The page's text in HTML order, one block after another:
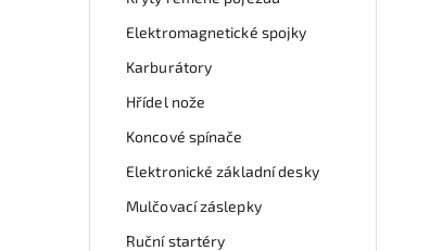
Elektromagnetické spojky
Karburátory
Hřídel nože
Koncové spínače
Elektronické základní desky
Mulčovací záslepky
Ruční startéry